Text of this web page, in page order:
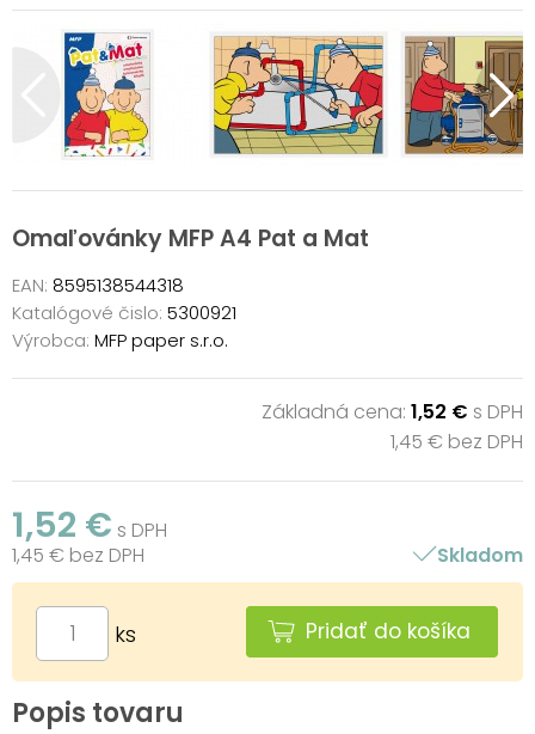
Omaľovánky MFP A4 Pat a Mat
EAN: 8595138544318
Katalógové čislo: 5300921
Výrobca: MFP paper s.r.o.
Základná cena: 1,52 € s DPH
1,45 € bez DPH
1,52 € s DPH
1,45 € bez DPH
Skladom
ks Pridať do košíka
Popis tovaru